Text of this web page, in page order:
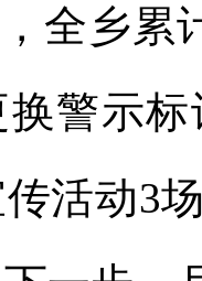
全乡累
警示
活动3